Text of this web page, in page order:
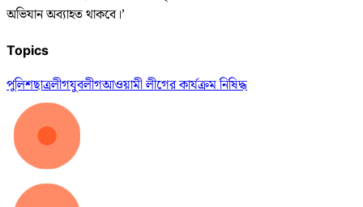
অভিযান অব্যাহত থাকবে।’
Topics
পুলিশছাত্রলীগযুবলীগআওয়ামী লীগের কার্যক্রম নিষিদ্ধ